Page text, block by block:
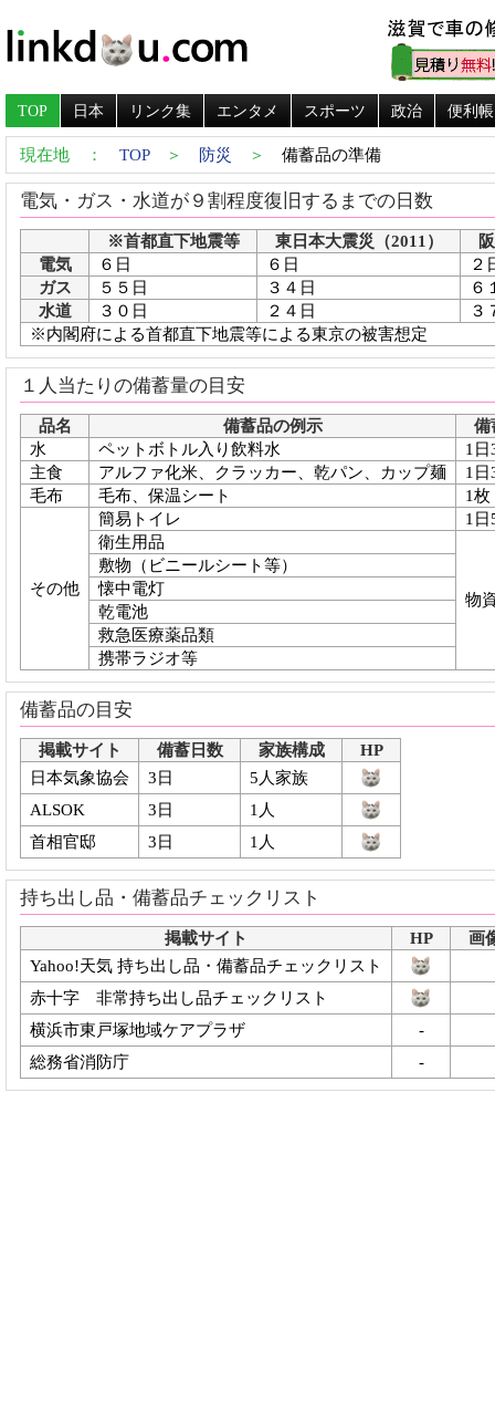
TOP 日本 リンク集 エンタメ スポーツ 政治 便利帳
現在地 ： TOP ＞ 防災 ＞ 備蓄品の準備
電気・ガス・水道が９割程度復旧するまでの日数
※首都直下地震等 東日本大震災（2011）
電気
６日 ６日
２
ガス
５５日 ３４日
６
水道
３０日 ２４日
３
※内閣府による首都直下地震等による東京の被害想定
１人当たりの備蓄量の目安
品名 備蓄品の例示
備
水
ペットボトル入り飲料水
1日
主食
アルファ化米、クラッカー、乾パン、カップ麺
1日
毛布
毛布、保温シート 1枚
その他
簡易トイレ
1日
衛生用品
物
敷物（ビニールシート等）
懐中電灯
乾電池
救急医療薬品類
携帯ラジオ等
備蓄品の目安
掲載サイト 備蓄日数 家族構成
HP
日本気象協会
3日
5人家族
ALSOK
3日
1人
首相官邸
3日 1人
持ち出し品・備蓄品チェックリスト
掲載サイト HP
画
Yahoo!天気 持ち出し品・備蓄品チェックリスト
赤十字 非常持ち出し品チェックリスト
横浜市東戸塚地域ケアプラザ
-
総務省消防庁
-